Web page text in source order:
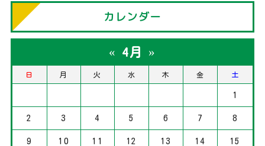
カレンダー
« 4月 »
日 月 火 水 木 金 土
1
2 3 4 5 6 7 8
9 10 11 12 13 14 15